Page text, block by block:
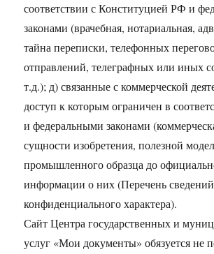
соответствии с Конституцией РФ и
законами (врачебная, нотариальная,
тайна переписки, телефонных
отправлений, телеграфных или иных
т.д.); д) связанные с коммерческой
доступ к которым ограничен в
и федеральными законами
сущности изобретения, полезной
промышленного образца до
информации о них (Перечень сведений
конфиденциального характера).
Сайт Центра государственных и
услуг «Мои документы» обязуется не